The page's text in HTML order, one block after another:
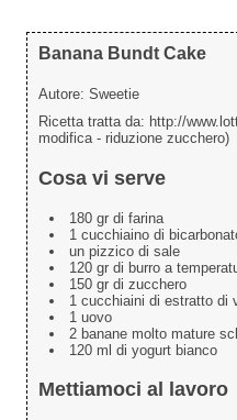
Banana Bundt Cake
Autore: Sweetie
Ricetta tratta da: http://
modifica - riduzione zucchero)
Cosa vi serve
180 gr di farina
1 cucchiaino di
un pizzico di sale
120 gr di burro a
150 gr di zucchero
1 cucchiaini di estratto di
1 uovo
2 banane molto mature
120 ml di yogurt bianco
Mettiamoci al lavoro